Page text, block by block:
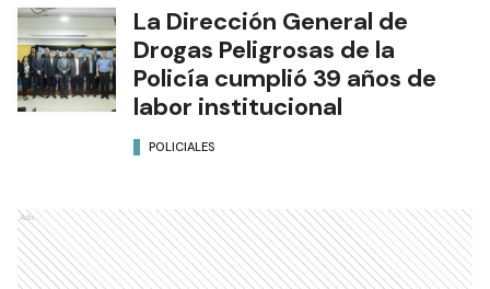
La Dirección General de
Drogas Peligrosas de la
Policía cumplió 39 años de
labor institucional
POLICIALES
Ads